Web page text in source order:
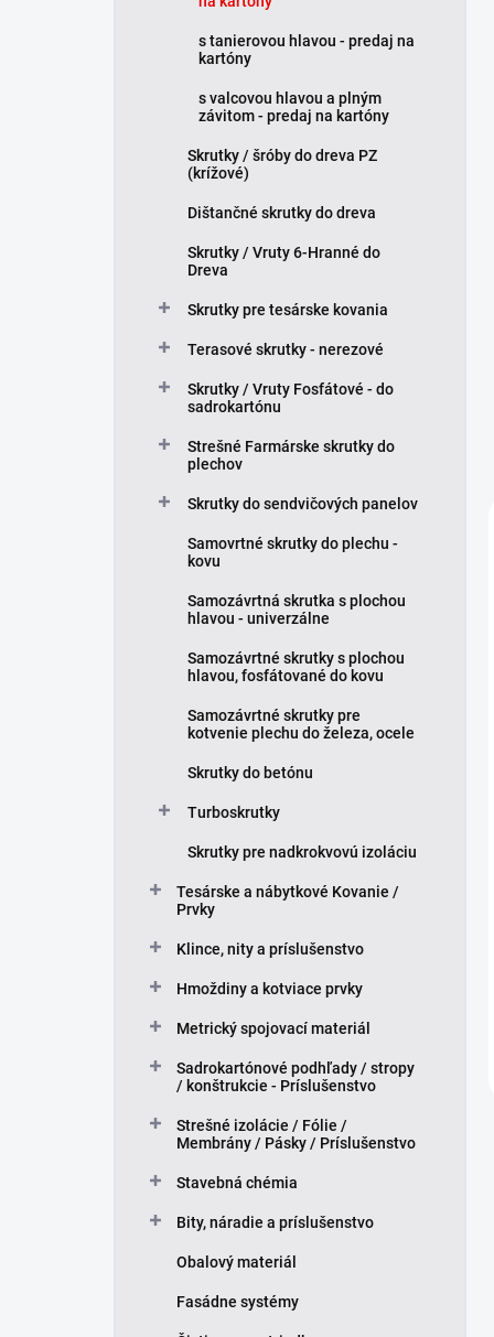
s tanierovou hlavou - predaj na
kartóny
s valcovou hlavou a plným
závitom - predaj na kartóny
Skrutky / šróby do dreva PZ
(krížové)
Dištančné skrutky do dreva
Skrutky / Vruty 6-Hranné do
Dreva
Skrutky pre tesárske kovania
Terasové skrutky - nerezové
Skrutky / Vruty Fosfátové - do
sadrokartónu
Strešné Farmárske skrutky do
plechov
Skrutky do sendvičových panelov
Samovrtné skrutky do plechu -
kovu
Samozávrtná skrutka s plochou
hlavou - univerzálne
Samozávrtné skrutky s plochou
hlavou, fosfátované do kovu
Samozávrtné skrutky pre
kotvenie plechu do železa, ocele
Skrutky do betónu
Turboskrutky
Skrutky pre nadkrokvovú izoláciu
Tesárske a nábytkové Kovanie /
Prvky
Klince, nity a príslušenstvo
Hmoždiny a kotviace prvky
Metrický spojovací materiál
Sadrokartónové podhľady / stropy
/ konštrukcie - Príslušenstvo
Strešné izolácie / Fólie /
Membrány / Pásky / Príslušenstvo
Stavebná chémia
Bity, náradie a príslušenstvo
Obalový materiál
Fasádne systémy